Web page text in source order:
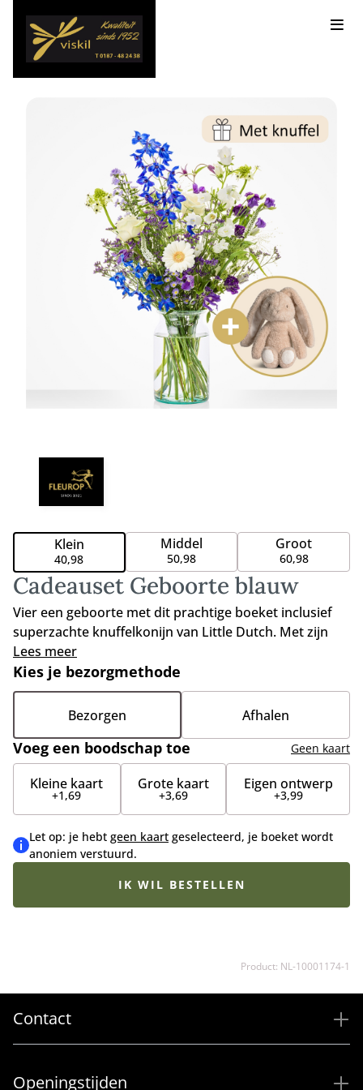
Cadeauset Geboorte blauw
Vier een geboorte met dit prachtige boeket inclusief
superzachte knuffelkonijn van Little Dutch. Met zijn
lange oren en zachte vacht is dit konijntje het ideale
knuffelmaatje. Het boeket wordt met liefde
samengesteld door de lokale Fleurop vakbloemist. Het
perfecte cadeau om te geven aan de kersverse
(groot)ouders. Het boeket wordt met zorg
samengesteld door de bloemist met de mooiste
blauwe, paarse en witte seizoensbloemen die op dat
moment goed verkrijgbaar zijn. Daardoor kan het
Lees meer
Klein
40,98
Middel
50,98
Groot
60,98
Voeg een boodschap toe Geen kaart
Kleine kaart
+1,69
Grote kaart
+3,69
Eigen ontwerp
+3,99
Let op: je hebt geen kaart geselecteerd, je boeket wordt
anoniem verstuurd.
Kies je bezorgmethode
Bezorgen Afhalen
IK WIL BESTELLEN
Product: NL-10001174-1
Contact
Openingstijden